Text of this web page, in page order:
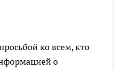
ко всем, кто
о